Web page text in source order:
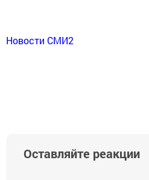
Новости СМИ2
Оставляйте реакции